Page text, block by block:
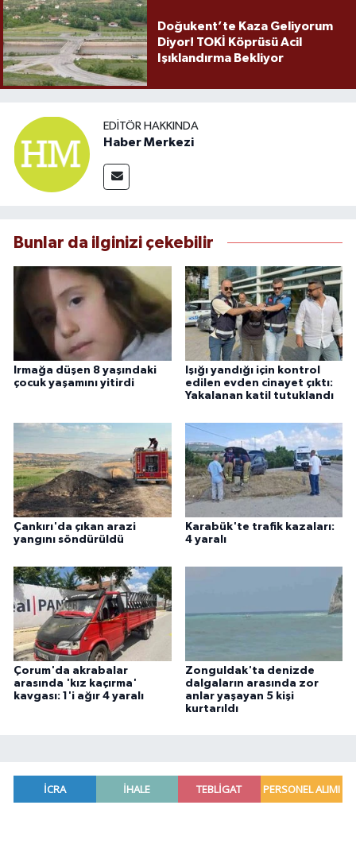
Doğukent’te Kaza Geliyorum
Diyor! TOKİ Köprüsü Acil
Işıklandırma Bekliyor
EDITÖR HAKKINDA
Haber Merkezi
Bunlar da ilginizi çekebilir
Irmağa düşen 8 yaşındaki
çocuk yaşamını yitirdi
Işığı yandığı için kontrol
edilen evden cinayet çıktı:
Yakalanan katil tutuklandı
Çankırı'da çıkan arazi
yangını söndürüldü
Karabük'te trafik kazaları:
4 yaralı
Çorum'da akrabalar
arasında 'kız kaçırma'
kavgası: 1'i ağır 4 yaralı
Zonguldak'ta denizde
dalgaların arasında zor
anlar yaşayan 5 kişi
kurtarıldı